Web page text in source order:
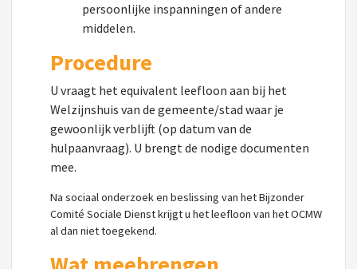
persoonlijke inspanningen of andere
middelen.
Procedure
U vraagt het equivalent leefloon aan bij het
Welzijnshuis van de gemeente/stad waar je
gewoonlijk verblijft (op datum van de
hulpaanvraag). U brengt de nodige documenten
mee.
Na sociaal onderzoek en beslissing van het Bijzonder
Comité Sociale Dienst krijgt u het leefloon van het OCMW
al dan niet toegekend.